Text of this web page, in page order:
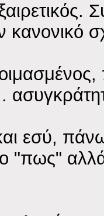
εσύ,
"πως"